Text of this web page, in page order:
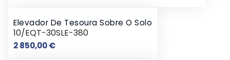
Elevador De Tesoura Sobre O Solo
10/EQT-30SLE-380
2 850,00 €Preço